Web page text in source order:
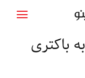
باکتری